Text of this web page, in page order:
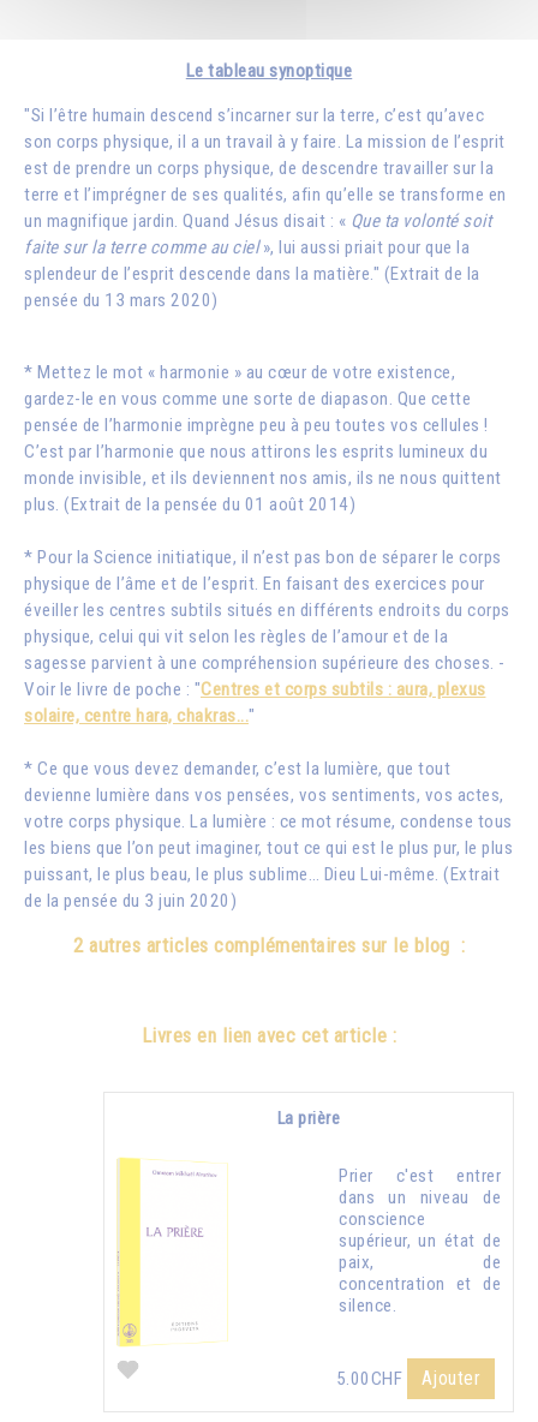
Le tableau synoptique
"Si l’être humain descend s’incarner sur la terre, c’est qu’avec
son corps physique, il a un travail à y faire. La mission de l’esprit
est de prendre un corps physique, de descendre travailler sur la
terre et l’imprégner de ses qualités, afin qu’elle se transforme en
un magnifique jardin. Quand Jésus disait : « Que ta volonté soit
faite sur la terre comme au ciel», lui aussi priait pour que la
splendeur de l’esprit descende dans la matière." (Extrait de la
pensée du 13 mars 2020)
* Mettez le mot « harmonie » au cœur de votre existence,
gardez-le en vous comme une sorte de diapason. Que cette
pensée de l’harmonie imprègne peu à peu toutes vos cellules !
C’est par l’harmonie que nous attirons les esprits lumineux du
monde invisible, et ils deviennent nos amis, ils ne nous quittent
plus. (Extrait de la pensée du 01 août 2014)
* Pour la Science initiatique, il n’est pas bon de séparer le corps
physique de l’âme et de l’esprit. En faisant des exercices pour
éveiller les centres subtils situés en différents endroits du corps
physique, celui qui vit selon les règles de l’amour et de la
sagesse parvient à une compréhension supérieure des choses. -
Voir le livre de poche : "Centres et corps subtils : aura, plexus
solaire, centre hara, chakras..."
* Ce que vous devez demander, c’est la lumière, que tout
devienne lumière dans vos pensées, vos sentiments, vos actes,
votre corps physique. La lumière : ce mot résume, condense tous
les biens que l’on peut imaginer, tout ce qui est le plus pur, le plus
puissant, le plus beau, le plus sublime… Dieu Lui-même. (Extrait
de la pensée du 3 juin 2020)
2 autres articles complémentaires sur le blog :
Livres en lien avec cet article :
La prière
Prier c'est entrer
dans un niveau de
conscience
supérieur, un état de
paix, de
concentration et de
silence.
5.00CHF Ajouter